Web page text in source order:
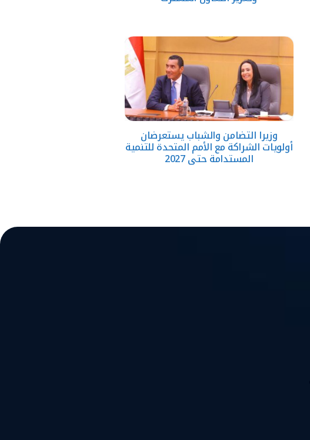
وزيرا التضامن والشباب يستعرضان
أولويات الشراكة مع الأمم المتحدة للتنمية
المستدامة حتى 2027